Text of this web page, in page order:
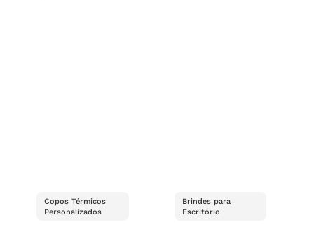
Copos Térmicos
Personalizados
Brindes para
Escritório